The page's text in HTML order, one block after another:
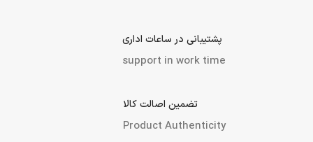
پشتیبانی در ساعات اداری
support in work time
تضمین اصالت کالا
Product Authenticity